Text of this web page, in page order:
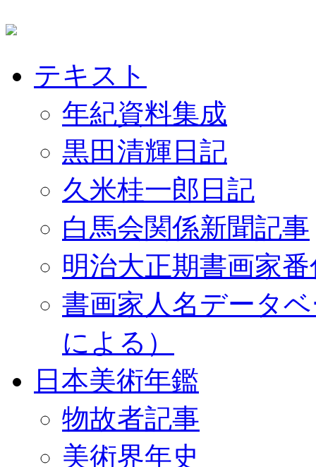
テキスト
年紀資料集成
黒田清輝日記
久米桂一郎日記
白馬会関係新聞記事
明治大正期書画家
書画家人名データ
による）
日本美術年鑑
物故者記事
美術界年史